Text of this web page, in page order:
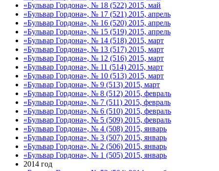
«Бульвар Гордона», № 18 (522) 2015, май
«Бульвар Гордона», № 17 (521) 2015, апрель
«Бульвар Гордона», № 16 (520) 2015, апрель
«Бульвар Гордона», № 15 (519) 2015, апрель
«Бульвар Гордона», № 14 (518) 2015, март
«Бульвар Гордона», № 13 (517) 2015, март
«Бульвар Гордона», № 12 (516) 2015, март
«Бульвар Гордона», № 11 (514) 2015, март
«Бульвар Гордона», № 10 (513) 2015, март
«Бульвар Гордона», № 9 (513) 2015, март
«Бульвар Гордона», № 8 (512) 2015, февраль
«Бульвар Гордона», № 7 (511) 2015, февраль
«Бульвар Гордона», № 6 (510) 2015, февраль
«Бульвар Гордона», № 5 (509) 2015, февраль
«Бульвар Гордона», № 4 (508) 2015, январь
«Бульвар Гордона», № 3 (507) 2015, январь
«Бульвар Гордона», № 2 (506) 2015, январь
«Бульвар Гордона», № 1 (505) 2015, январь
2014 год